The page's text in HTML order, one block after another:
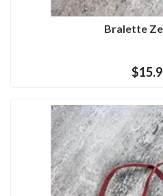
Bralette